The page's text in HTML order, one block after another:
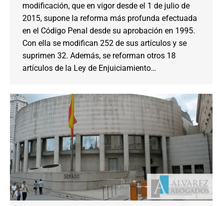
modificación, que en vigor desde el 1 de julio de
2015, supone la reforma más profunda efectuada
en el Código Penal desde su aprobación en 1995.
Con ella se modifican 252 de sus artículos y se
suprimen 32. Además, se reforman otros 18
artículos de la Ley de Enjuiciamiento…